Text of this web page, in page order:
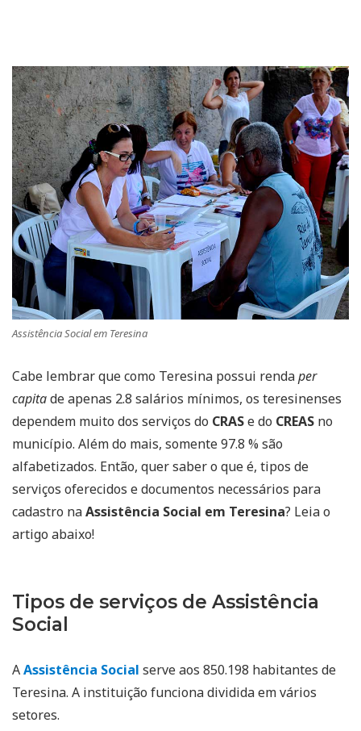
Assistência Social em Teresina
Cabe lembrar que como Teresina possui rendaper
capitade apenas 2.8 salários mínimos, os teresinenses
dependem muito dos serviços do CRASe do CREAS no
município. Além do mais, somente 97.8 % são
alfabetizados. Então, quer saber o que é, tipos de
serviços oferecidos e documentos necessários para
cadastro naAssistência Social em Teresina? Leia o
artigo abaixo!
Tipos de serviços de Assistência
Social
AAssistência Social serve aos 850.198 habitantes de
Teresina. A instituição funciona dividida em vários
setores.